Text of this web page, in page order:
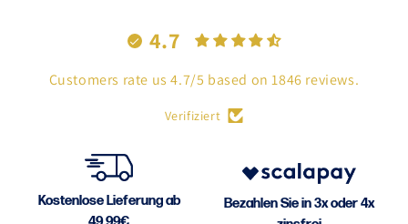
4.7
Customers rate us 4.7/5 based on 1846 reviews.
Verifiziert
Kostenlose Lieferung ab
Bezahlen Sie in 3x oder 4x